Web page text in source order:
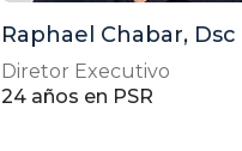
Raphael Chabar, Dsc
Diretor Executivo
24 años en PSR